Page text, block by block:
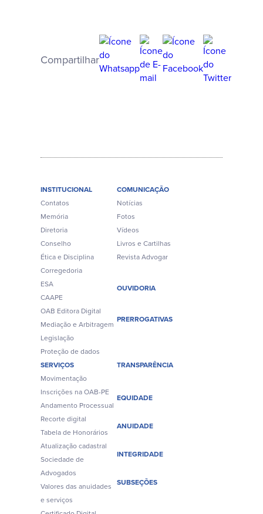
Compartilhar
INSTITUCIONAL
Contatos
Memória
Diretoria
Conselho
Ética e Disciplina
Corregedoria
ESA
CAAPE
OAB Editora Digital
Mediação e Arbitragem
Legislação
Proteção de dados
COMUNICAÇÃO
Notícias
Fotos
Vídeos
Livros e Cartilhas
Revista Advogar
OUVIDORIA
PRERROGATIVAS
SERVIÇOS
Movimentação
Inscrições na OAB-PE
Andamento Processual
Recorte digital
Tabela de Honorários
Atualização cadastral
Sociedade de
Advogados
Valores das anuidades
e serviços
TRANSPARÊNCIA
EQUIDADE
ANUIDADE
INTEGRIDADE
SUBSEÇÕES